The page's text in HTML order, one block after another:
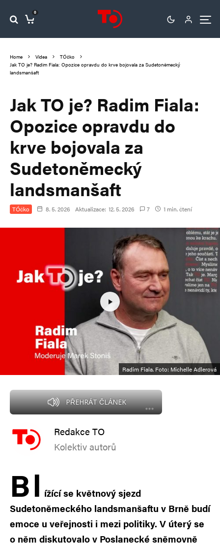
0
Home Videa
TÓčko
Jak TO je? Radim Fiala: Opozice opravdu do krve bojovala za Sudetoněmecký
landsmanšaft
Jak TO je? Radim Fiala:
Opozice opravdu do
krve bojovala za
Sudetoněmecký
landsmanšaft
TÓčko 8. 5. 2026 Aktualizace: 12. 5. 2026 7 1 min. čtení
Radim Fiala. Foto: Michelle Adlerová
PŘEHRÁT ČLÁNEK
Redakce TO
Kolektiv autorů
Bl ížící se květnový sjezd
Sudetoněmeckého landsmanšaftu v Brně budí
emoce u veřejnosti i mezi politiky. V úterý se
o něm diskutovalo v Poslanecké sněmovně